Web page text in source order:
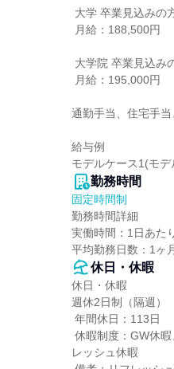
通勤手当、住宅手
給与例
モデルケース1(モ
勤務時間
固定時間制
勤務時間詳細
実働時間：1日あた
平均勤務日数：1ヶ
休日・休暇
休日・休暇
週休2日制（隔週）
レッシュ休暇